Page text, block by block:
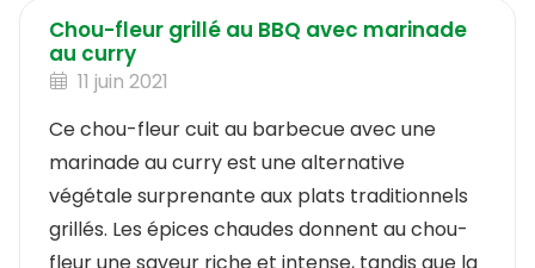
Chou-fleur grillé au BBQ avec marinade
au curry
11 juin 2021
Ce chou-fleur cuit au barbecue avec une
marinade au curry est une alternative
végétale surprenante aux plats traditionnels
grillés. Les épices chaudes donnent au chou-